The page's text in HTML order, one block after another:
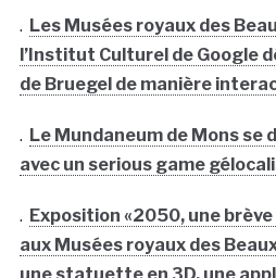
. Les Musées royaux des
l’Institut Culturel de Google
de Bruegel de manière
. Le Mundaneum de Mons
avec un serious game
. Exposition «2050, une brève
aux Musées royaux des